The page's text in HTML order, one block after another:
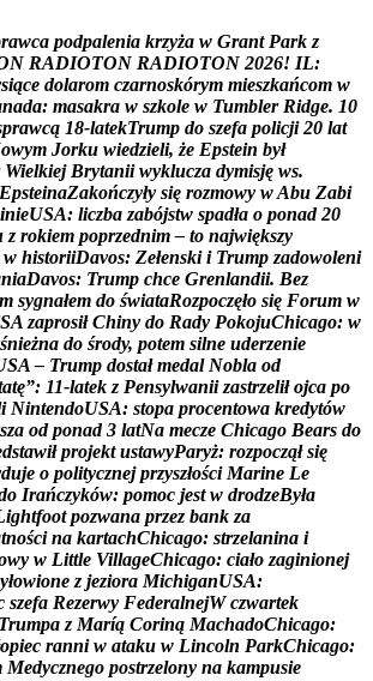
rawca podpalenia krzyża w Grant Park z
N RADIOTON RADIOTON 2026! IL:
siące dolarom czarnoskórym mieszkańcom w
nada: masakra w szkole w Tumbler Ridge. 10
prawcą 18-latekTrump do szefa policji 20 lat
owym Jorku wiedzieli, że Epstein był
Wielkiej Brytanii wyklucza dymisję ws.
EpsteinaZakończyły się rozmowy wAbu Zabi
inieUSA: liczba zabójstw spadła o ponad 20
z rokiem poprzednim – to największy
w historiiDavos: Zełenski i Trump zadowoleni
niaDavos: Trump chce Grenlandii. Bez
m sygnałem do świataRozpoczęło się Forum w
SA zaprosił Chiny do Rady PokojuChicago: w
śnieżna do środy, potem silne uderzenie
SA – Trump dostał medal Nobla od
atę”: 11-latek z Pensylwanii zastrzelił ojca po
i NintendoUSA: stopa procentowa kredytów
sza od ponad 3 latNa mecze Chicago Bears do
dstawił projekt ustawyParyż: rozpoczął się
duje o politycznej przyszłości Marine Le
o Irańczyków: pomoc jest w drodzeByła
ightfoot pozwana przez bank za
tności na kartachChicago: strzelanina i
wy w Little VillageChicago: ciało zaginionej
yłowione z jeziora MichiganUSA:
szefa Rezerwy FederalnejW czwartek
Trumpa z Maríą Coriną MachadoChicago:
opiec ranni w ataku w Lincoln ParkChicago:
Medycznego postrzelony na kampusie